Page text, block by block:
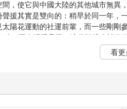
，使它與中國大陸的其他城市無異
援其實是雙向的：稍早於同一年
陽花運動的社運前輩，而一些剛
，再次親眼見證了這些跨境友誼依
不過，本書真正的形貌是在我
年中看到泰國抗爭的影片，腦海
看更